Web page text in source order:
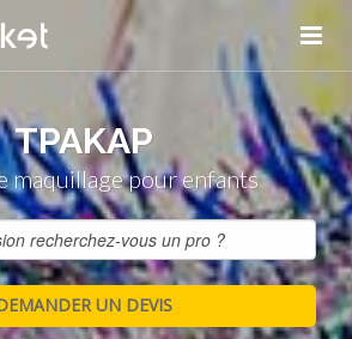
TPAKAP
maquillage pour enfants